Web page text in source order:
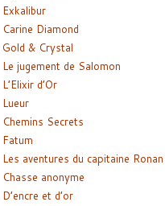
Exkalibur
Carine Diamond
Gold & Crystal
Le jugement de Salomon
L’Elixir d’Or
Lueur
Chemins Secrets
Fatum
Les aventures du capitaine Ronan
Chasse anonyme
D’encre et d’or